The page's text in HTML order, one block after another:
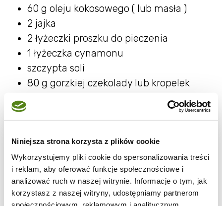
Niniejsza strona korzysta z plików cookie
Wykorzystujemy pliki cookie do spersonalizowania treści
i reklam, aby oferować funkcje społecznościowe i
analizować ruch w naszej witrynie. Informacje o tym, jak
korzystasz z naszej witryny, udostępniamy partnerom
60 g oleju kokosowego ( lub masła )
2 jajka
2 łyżeczki proszku do pieczenia
1 łyżeczka cynamonu
szczypta soli
80 g gorzkiej czekolady lub kropelek
Wykonanie: